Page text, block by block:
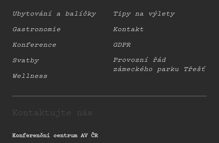
Ubytování a balíčky
Gastronomie
Konference
Svatby
Wellness
Tipy na výlety
Kontakt
GDPR
Provozní řád
zámeckého parku Třešť
Kontaktujte nás
Konferenční centrum AV ČR